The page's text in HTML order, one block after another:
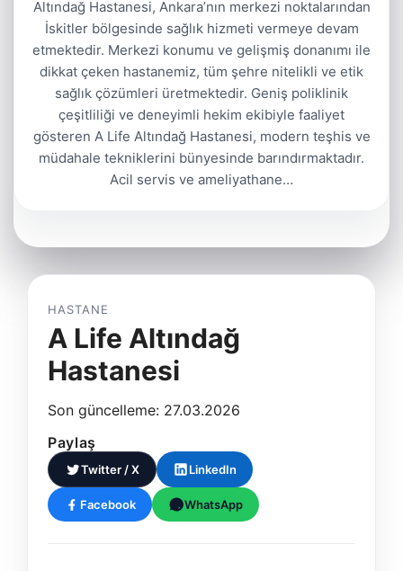
Altındağ Hastanesi, Ankara’nın merkezi noktalarından
İskitler bölgesinde sağlık hizmeti vermeye devam
etmektedir. Merkezi konumu ve gelişmiş donanımı ile
dikkat çeken hastanemiz, tüm şehre nitelikli ve etik
sağlık çözümleri üretmektedir. Geniş poliklinik
çeşitliliği ve deneyimli hekim ekibiyle faaliyet
gösteren A Life Altındağ Hastanesi, modern teşhis ve
müdahale tekniklerini bünyesinde barındırmaktadır.
Acil servis ve ameliyathane…
HASTANE
A Life Altındağ
Hastanesi
Son güncelleme: 27.03.2026
Paylaş
Twitter / X LinkedIn
Facebook WhatsApp